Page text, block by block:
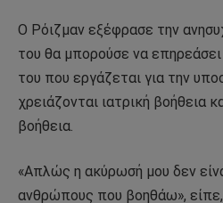
Ο Ρόιζμαν εξέφρασε την
του θα μπορούσε να
του που εργάζεται για την
χρειάζονται ιατρική βοήθεια
βοήθεια.
«Απλώς η ακύρωσή μου δεν
ανθρώπους που βοηθάω»,